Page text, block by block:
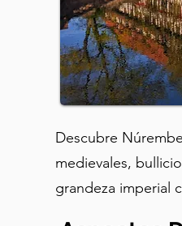
Descubre
medievales,
grandeza imperial